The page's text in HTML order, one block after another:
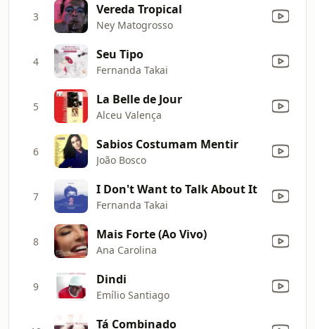
3 Vereda Tropical
Ney Matogrosso
4 Seu Tipo
Fernanda Takai
5 La Belle de Jour
Alceu Valença
6 Sabios Costumam Mentir
João Bosco
7 I Don't Want to Talk About It
Fernanda Takai
8 Mais Forte (Ao Vivo)
Ana Carolina
9 Dindi
Emílio Santiago
Tá Combinado